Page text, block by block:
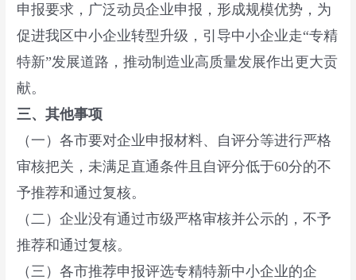
申报要求，广泛动员企业申报，形成规模优势，为
促进我区中小企业转型升级，引导中小企业走“专精
特新”发展道路，推动制造业高质量发展作出更大贡
献。
三、其他事项
（一）各市要对企业申报材料、自评分等进行严格
审核把关，未满足直通条件且自评分低于60分的不
予推荐和通过复核。
（二）企业没有通过市级严格审核并公示的，不予
推荐和通过复核。
（三）各市推荐申报评选专精特新中小企业的企